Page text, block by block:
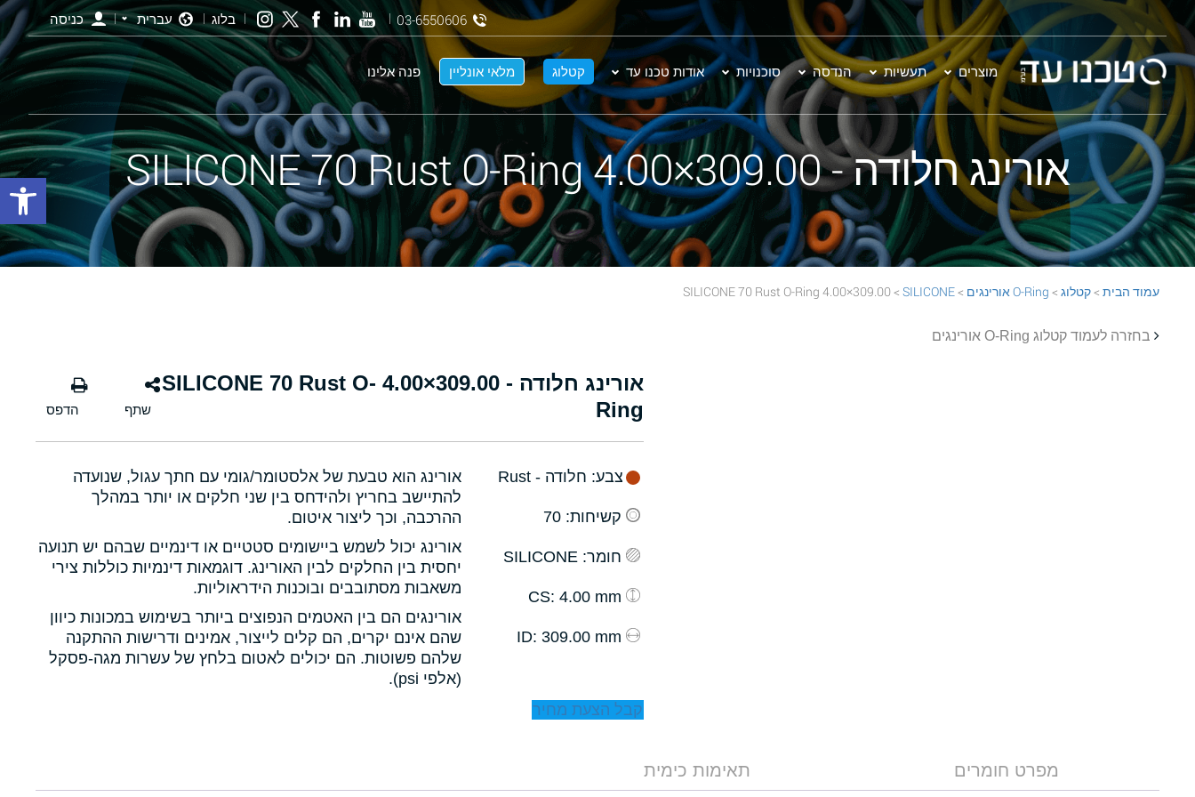
מוצרים תעשיות הנדסה סוכנויות אודות טכנו עד קטלוג מלאי אונליין פנה אלינו
03-6550606 בלוג עברית כניסה
אורינג חלודה - 309.00×4.00 SILICONE 70 Rust O-Ring
עמוד הבית >קטלוג > O-Ring אורינגים >
SILICONE
> 309.00×4.00 SILICONE 70 Rust O-Ring
בחזרה לעמוד קטלוג O-Ring אורינגים
אורינג חלודה - 309.00×4.00 SILICONE 70 Rust O-
Ring
אורינג הוא טבעת של אלסטומר/גומי עם חתך עגול, שנועדה
להתיישב בחריץ ולהידחס בין שני חלקים או יותר במהלך
ההרכבה, וכך ליצור איטום.
אורינג יכול לשמש ביישומים סטטיים או דינמיים שבהם יש תנועה
יחסית בין החלקים לבין האורינג. דוגמאות דינמיות כוללות צירי
משאבות מסתובבים ובוכנות הידראוליות.
אורינגים הם בין האטמים הנפוצים ביותר בשימוש במכונות כיוון
שהם אינם יקרים, הם קלים לייצור, אמינים ודרישות ההתקנה
שלהם פשוטות. הם יכולים לאטום בלחץ של עשרות מגה-פסקל
(אלפי psi).
צבע: חלודה - Rust
קשיחות: 70
חומר: SILICONE
: 4.00 mm
: 309.00 mm
קבל הצעת מחיר
מפרט חומרים תאימות כימית
פתח